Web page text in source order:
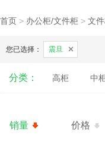
首页 > 办公柜/文件柜 > 文
您已选择： 震旦
分类： 高柜 中
销量 价格